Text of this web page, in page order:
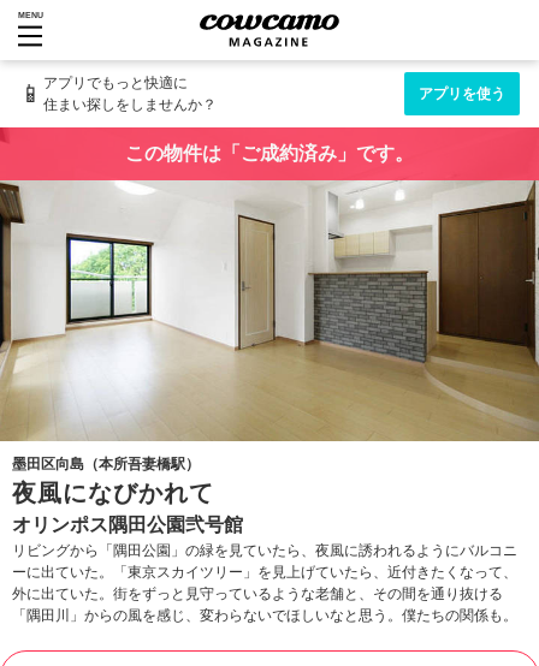
MENU
📱 アプリでもっと快適に
住まい探しをしませんか？
アプリを使う
この物件は「ご成約済み」です。
墨田区向島（本所吾妻橋駅）
夜風になびかれて
オリンポス隅田公園弐号館
リビングから「隅田公園」の緑を見ていたら、夜風に誘われるようにバルコニ
ーに出ていた。「東京スカイツリー」を見上げていたら、近付きたくなって、
外に出ていた。街をずっと見守っているような老舗と、その間を通り抜ける
「隅田川」からの風を感じ、変わらないでほしいなと思う。僕たちの関係も。